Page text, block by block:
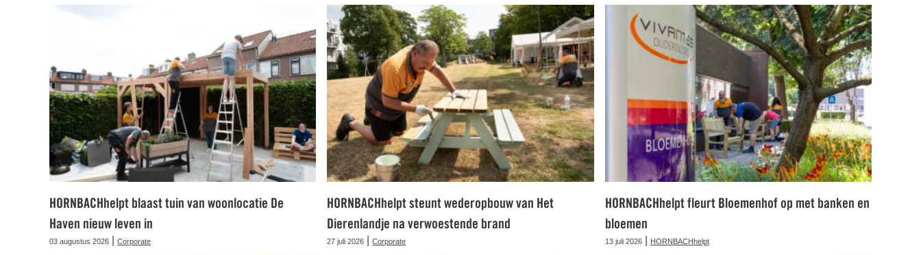
HORNBACHhelpt blaast tuin van woonlocatie De
Haven nieuw leven in
03 augustus 2026 Corporate
HORNBACHhelpt steunt wederopbouw van Het
Dierenlandje na verwoestende brand
27 juli 2026 |Corporate
HORNBACHhelpt fleurt Bloemenhof op met banken en
bloemen
13 juli 2026| HORNBACHhelpt